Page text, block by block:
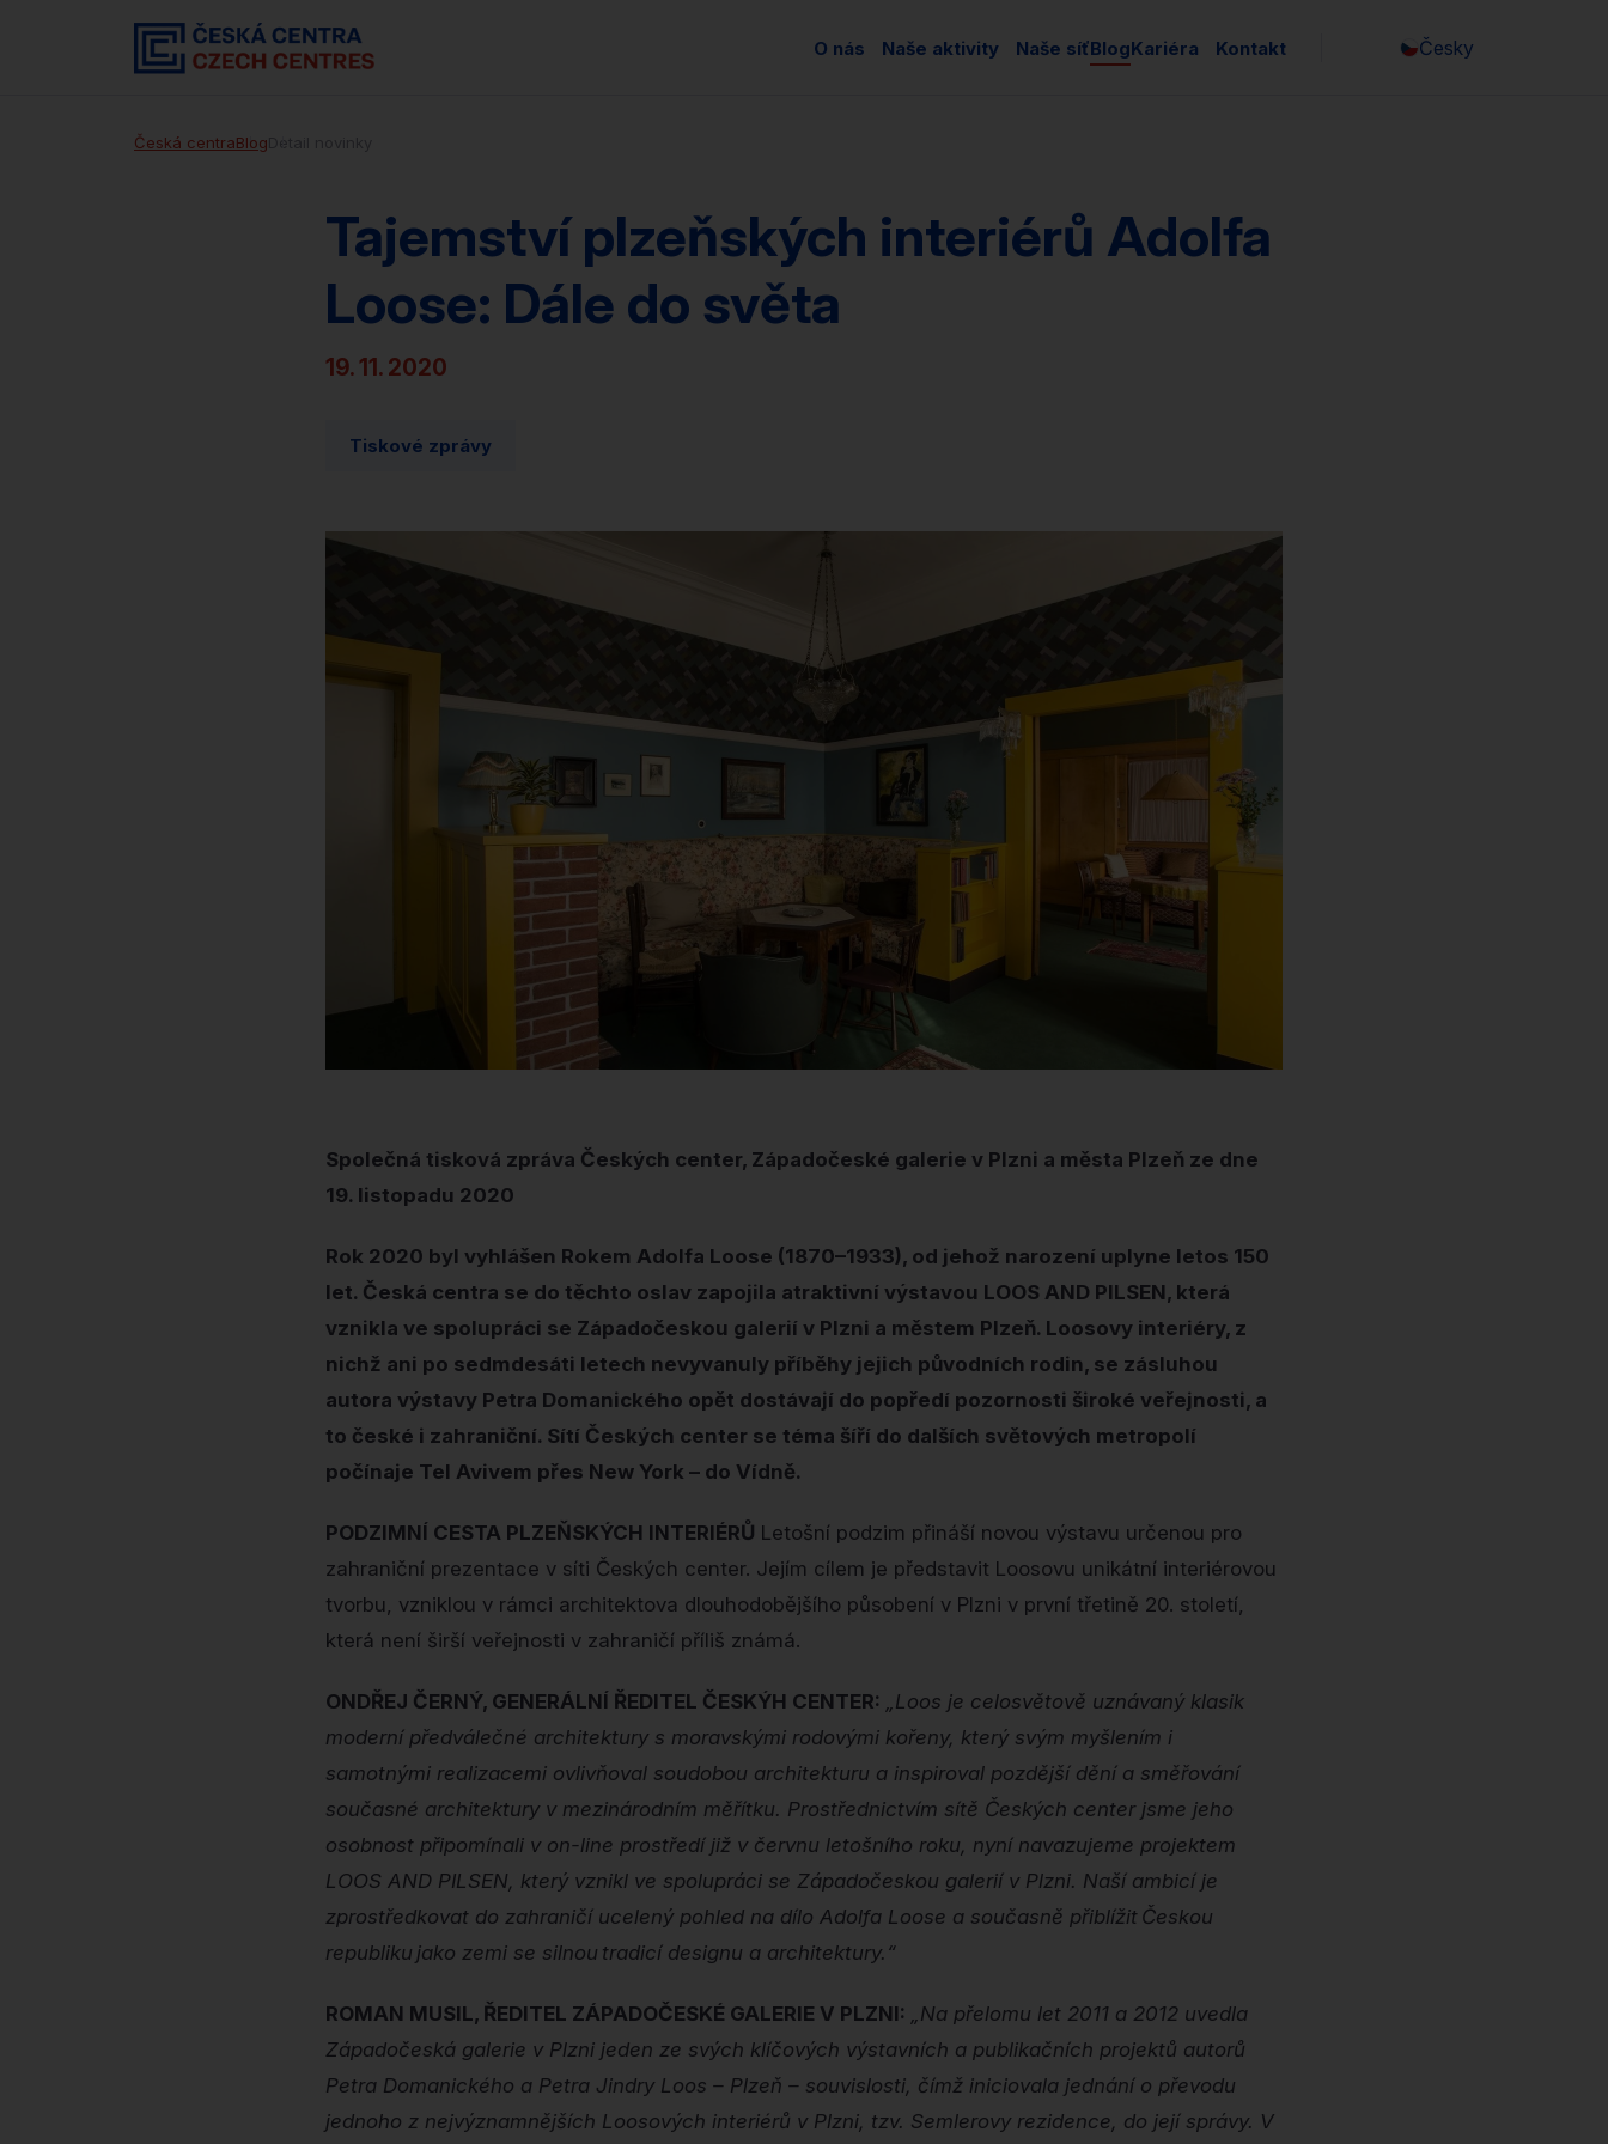
O nás Naše aktivity Naše síťBlogKariéra Kontakt Česky
Česká centraBlog
Tajemství plzeňských interiérů Adolfa
Loose: Dále do světa
19. 11. 2020
Tiskové zprávy
Společná tisková zpráva Českých center, Západočeské galerie v Plzni a města Plzeň ze dne
19. listopadu 2020
Rok 2020 byl vyhlášen Rokem Adolfa Loose (1870–1933), od jehož narození uplyne letos 150
let. Česká centra se do těchto oslav zapojila atraktivní výstavou LOOS AND PILSEN, která
vznikla ve spolupráci se Západočeskou galerií v Plzni a městem Plzeň. Loosovy interiéry, z
nichž ani po sedmdesáti letech nevyvanuly příběhy jejich původních rodin, se zásluhou
autora výstavy Petra Domanického opět dostávají do popředí pozornosti široké veřejnosti, a
to české i zahraniční. Sítí Českých center se téma šíří do dalších světových metropolí
počínaje Tel Avivem přes New York – do Vídně.
PODZIMNÍ CESTA PLZEŇSKÝCH INTERIÉRŮ Letošní podzim přináší novou výstavu určenou pro
zahraniční prezentace v síti Českých center. Jejím cílem je představit Loosovu unikátní interiérovou
tvorbu, vzniklou v rámci architektova dlouhodobějšího působení v Plzni v první třetině 20. století,
která není širší veřejnosti v zahraničí příliš známá.
ONDŘEJ ČERNÝ, GENERÁLNÍ ŘEDITEL ČESKÝH CENTER: „Loos je celosvětově uznávaný klasik
moderní předválečné architektury s moravskými rodovými kořeny, který svým myšlením i
samotnými realizacemi ovlivňoval soudobou architekturu a inspiroval pozdější dění a směřování
současné architektury v mezinárodním měřítku. Prostřednictvím sítě Českých center jsme jeho
osobnost připomínali v on-line prostředí již v červnu letošního roku, nyní navazujeme projektem
LOOS AND PILSEN, který vznikl ve spolupráci se Západočeskou galerií v Plzni. Naší ambicí je
zprostředkovat do zahraničí ucelený pohled na dílo Adolfa Loose a současně přiblížit Českou
republiku jako zemi se silnou tradicí designu a architektury.“
ROMAN MUSIL, ŘEDITEL ZÁPADOČESKÉ GALERIE V PLZNI: „Na přelomu let 2011 a 2012 uvedla
Západočeská galerie v Plzni jeden ze svých klíčových výstavních a publikačních projektů autorů
Petra Domanického a Petra Jindry Loos – Plzeň – souvislosti, čímž iniciovala jednání o převodu
jednoho z nejvýznamnějších Loosových interiérů v Plzni, tzv. Semlerovy rezidence, do její správy. V